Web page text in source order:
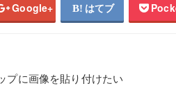
Google+ はてブ
プに画像を貼り付けたい